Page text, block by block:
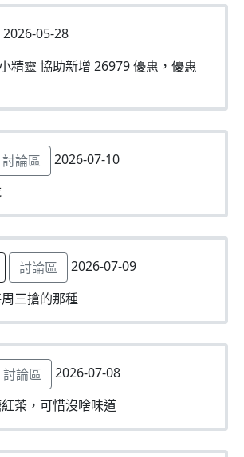
2026-05-28
精靈 協助新增 26979 優惠，優惠
討論區
2026-07-10
討論區
2026-07-09
三搶的那種
討論區
2026-07-08
茶，可惜沒啥味道